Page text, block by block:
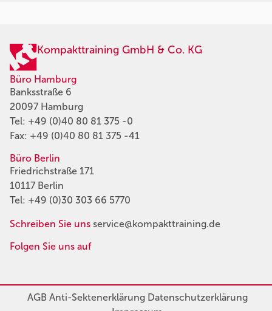
Kompakttraining GmbH & Co. KG
Büro Hamburg
Banksstraße 6
20097 Hamburg
Tel: +49 (0)40 80 81 375 -0
Fax: +49 (0)40 80 81 375 -41
Büro Berlin
Friedrichstraße 171
10117 Berlin
Tel: +49 (0)30 303 66 5770
Schreiben Sie uns service@kompakttraining.de
Folgen Sie uns auf
AGBAnti-SektenerklärungDatenschutzerklärung